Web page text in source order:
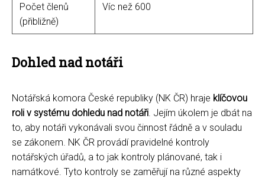
Počet členů
(přibližně)
Víc než 600
Dohled nad notáři
Notářská komora České republiky (NK ČR) hraje klíčovou
roli v systému dohledu nad notáři. Jejím úkolem je dbát na
to, aby notáři vykonávali svou činnost řádně a v souladu
se zákonem. NK ČR provádí pravidelné kontroly
notářských úřadů, a to jak kontroly plánované, tak i
namátkové. Tyto kontroly se zaměřují na různé aspekty